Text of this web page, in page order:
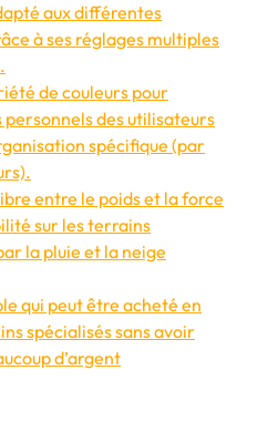
aux différentes
à ses réglages multiples
de couleurs pour
des utilisateurs
spécifique (par
entre le poids et la force
sur les terrains
la pluie et la neige
qui peut être acheté en
spécialisés sans avoir
d’argent